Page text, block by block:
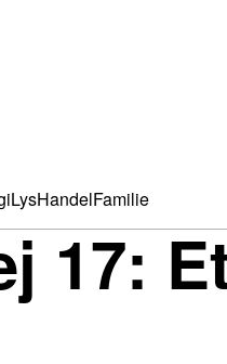
LysHandelFamilie
17: